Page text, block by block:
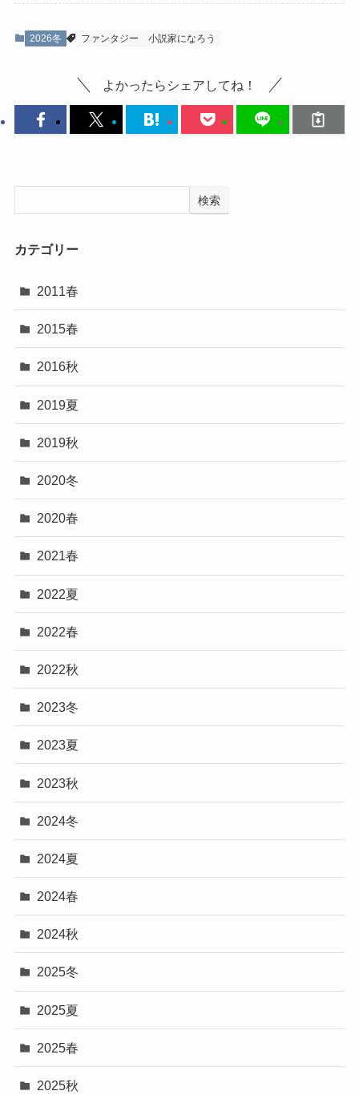
2026冬 ファンタジー 小説家になろう
よかったらシェアしてね！
検索
カテゴリー
2011春
2015春
2016秋
2019夏
2019秋
2020冬
2020春
2021春
2022夏
2022春
2022秋
2023冬
2023夏
2023秋
2024冬
2024夏
2024春
2024秋
2025冬
2025夏
2025春
2025秋